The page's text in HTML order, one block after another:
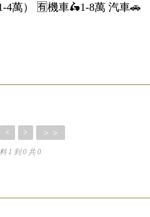
4萬） 🈶️機車🛵1-8萬 汽車🚗
< > ＞＞
1 到 0 共 0